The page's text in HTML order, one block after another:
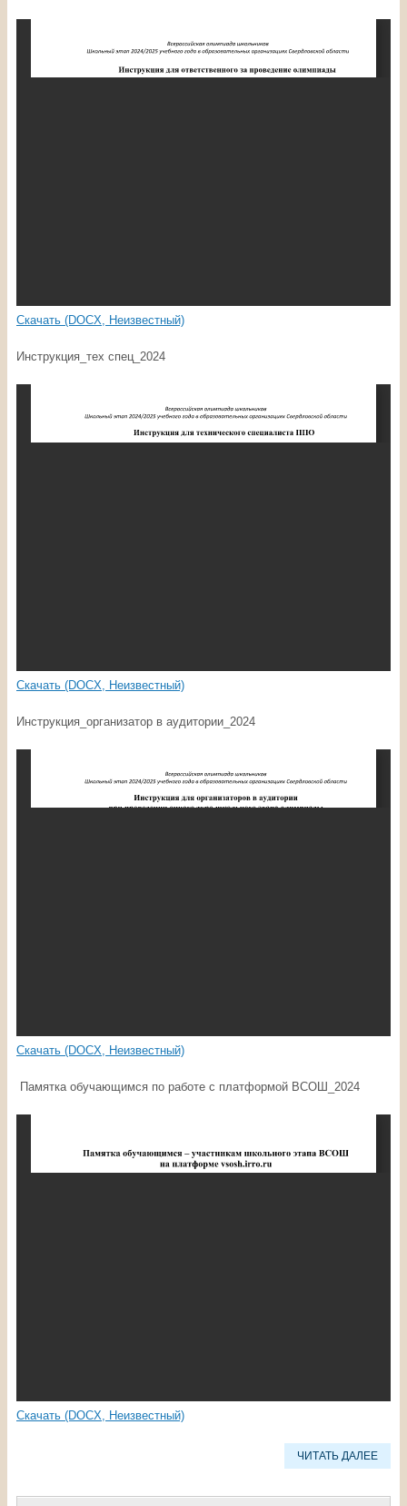
Скачать (DOCX, Неизвестный)
Инструкция_тех спец_2024
Скачать (DOCX, Неизвестный)
Инструкция_организатор в аудитории_2024
Скачать (DOCX, Неизвестный)
Памятка обучающимся по работе с платформой ВСОШ_2024
Скачать (DOCX, Неизвестный)
ЧИТАТЬ ДАЛЕЕ